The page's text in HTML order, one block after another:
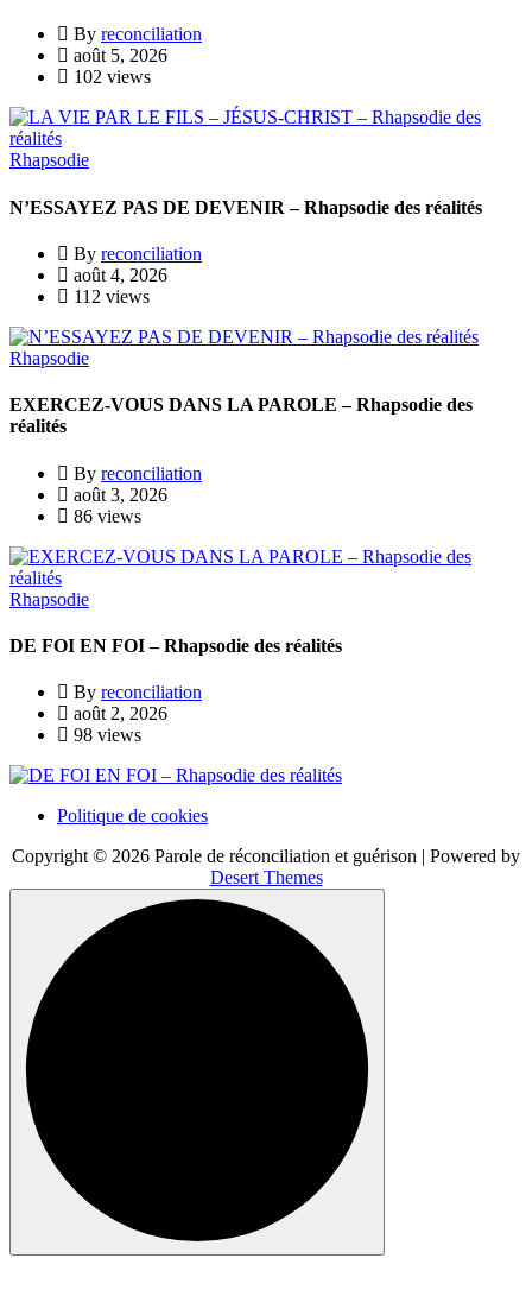
By reconciliation
août 5, 2026
102 views
Rhapsodie
N’ESSAYEZ PAS DE DEVENIR – Rhapsodie des réalités
By reconciliation
août 4, 2026
112 views
Rhapsodie
EXERCEZ-VOUS DANS LA PAROLE – Rhapsodie des
réalités
By reconciliation
août 3, 2026
86 views
Rhapsodie
DE FOI EN FOI – Rhapsodie des réalités
By reconciliation
août 2, 2026
98 views
Politique de cookies
Copyright © 2026 Parole de réconciliation et guérison | Powered by
Desert Themes